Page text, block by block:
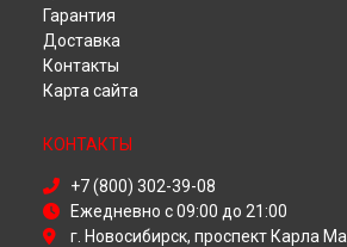
Ремонт телевизора 32D3753 Toshiba в
Ремонт телевизора 32D3753 Toshiba в
Ремонт телевизора 32D3753 Toshiba в
Ремонт телевизора 32D3753 Toshiba в
Гарантия
Доставка
Контакты
Карта сайта
КОНТАКТЫ
+7 (800) 302-39-08
Ежедневно с 09:00 до 21:00
г. Новосибирск, проспект Карла